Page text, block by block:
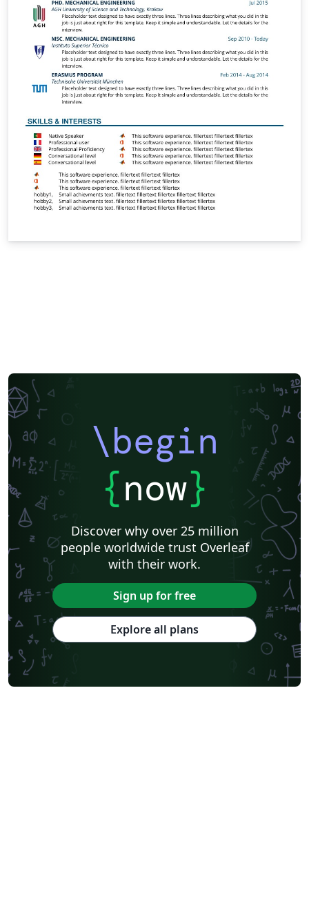
\begin
{now}
Discover why over 25 million
people worldwide trust Overleaf
with their work.
Sign up for free
Explore all plans